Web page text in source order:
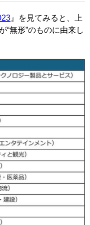
』を見てみると、上
“無形”のものに由来し